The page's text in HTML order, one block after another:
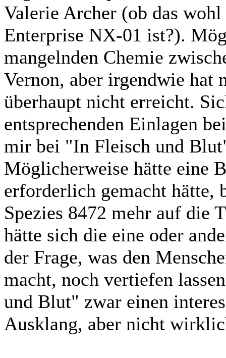
Valerie Archer (ob das
Enterprise NX-01 ist?).
mangelnden Chemie
Vernon, aber irgendwie hat
überhaupt nicht erreicht.
entsprechenden Einlagen
mir bei "In Fleisch und
Möglicherweise hätte eine
erforderlich gemacht hätte,
Spezies 8472 mehr auf die
hätte sich die eine oder
der Frage, was den
macht, noch vertiefen
und Blut" zwar einen
Ausklang, aber nicht